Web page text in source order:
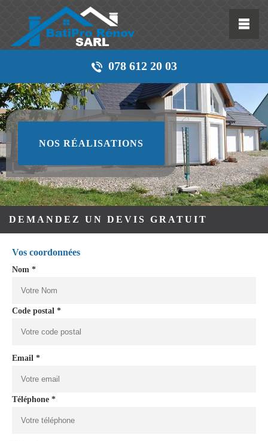
078 612 20 03
NOS RÉALISATIONS
DEMANDEZ UN DEVIS GRATUIT
Vos coordonnées
Nom *
Code postal *
Email *
Téléphone *